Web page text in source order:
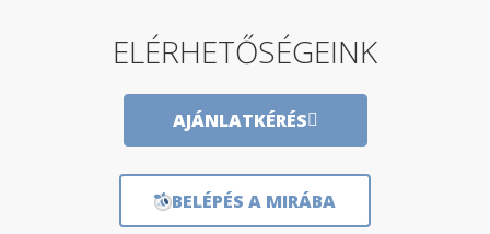
ELÉRHETŐSÉGEINK
AJÁNLATKÉRÉS
BELÉPÉS A MIRÁBA